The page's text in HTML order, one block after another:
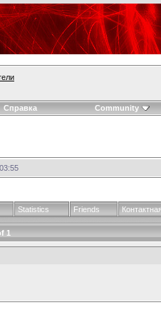
Справка Community
03:55
Statistics Friends
1